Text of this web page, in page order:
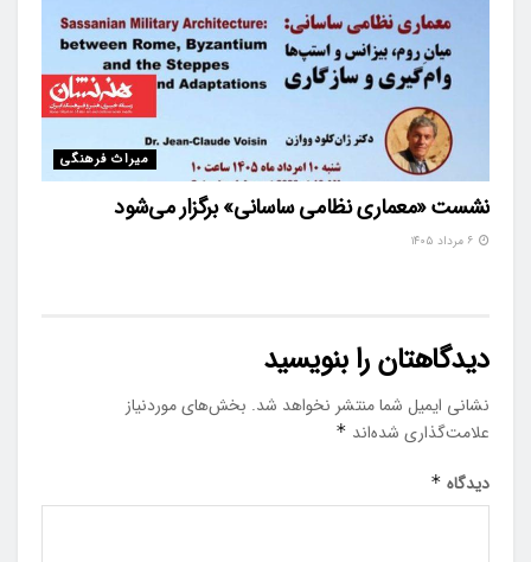
میراث فرهنگی
نشست «معماری نظامی ساسانی» برگزار می‌شود
دیدگاهتان را بنویسید
نشانی ایمیل شما منتشر نخواهد شد. بخش‌های موردنیاز
علامت‌گذاری شده‌اند *
دیدگاه *